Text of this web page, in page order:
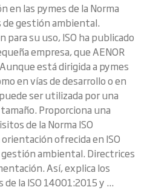
en las pymes de la Norma
de gestión ambiental.
su uso, ISO ha publicado
empresa, que AENOR
está dirigida a pymes
en vías de desarrollo o en
ser utilizada por una
Proporciona una
de la Norma ISO
ofrecida en ISO
ambiental. Directrices
Así, explica los
la ISO 14001:2015 y ...